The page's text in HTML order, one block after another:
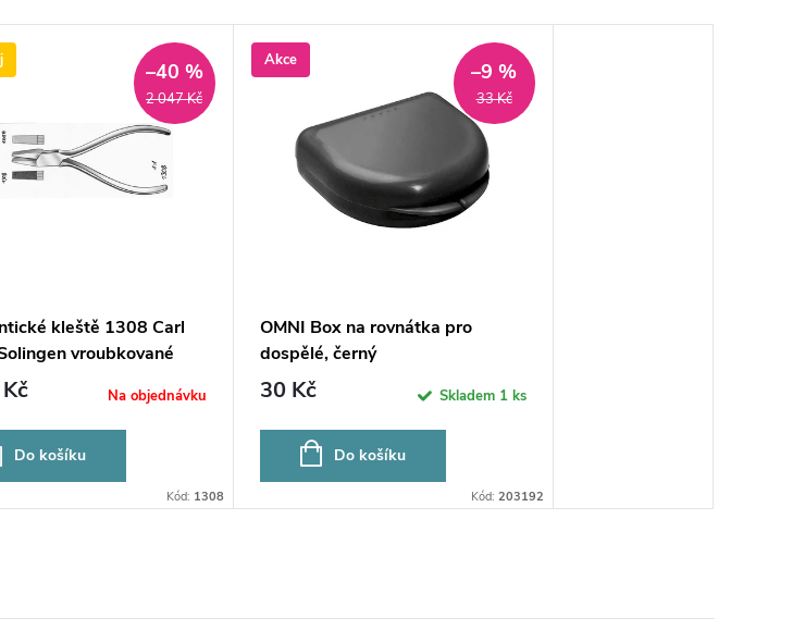
2 047 Kč
–40 %
kleště 1308 Carl
vroubkované
Na objednávku
Do košíku
Kód: 1308
Akce
33 Kč
–9 %
OMNI Box na rovnátka pro
dospělé, černý
30 Kč Skladem 1 ks
Do košíku
Kód: 203192